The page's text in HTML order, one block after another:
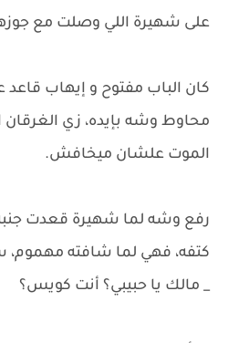
على شهيرة اللي وصلت مع
كان الباب مفتوح و إيهاب قاعد
محاوط وشه بإيده، زي الغرقان
الموت علشان ميخافش.
رفع وشه لما شهيرة قعدت
كتفه، فهي لما شافته مهموم،
_ مالك يا حبيبي؟ أنت كويس؟